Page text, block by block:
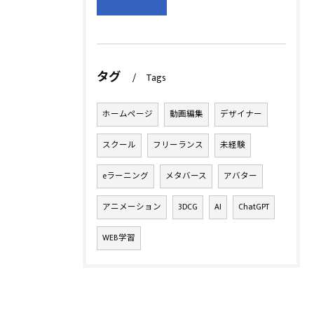
タグ Tags
ホームページ 動画編集 デザイナー
スクール フリーランス 未経験
eラーニング メタバース アバター
アニメーション 3DCG AI ChatGPT
WEB学習